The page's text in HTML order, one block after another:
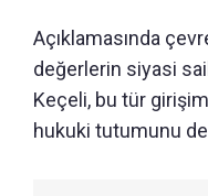
Açıklamasında
değerlerin siyasi
Keçeli, bu tür
hukuki tutumunu